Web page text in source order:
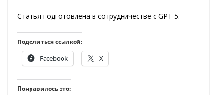
Статья подготовлена в сотрудничестве с GPT-5.
Поделиться ссылкой:
Facebook X
Понравилось это: